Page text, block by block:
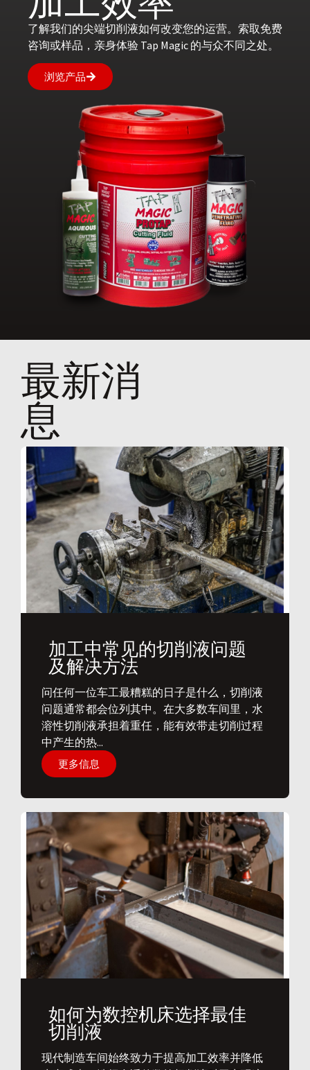
了解我们的尖端切削液如何改变您的运营。索取免费
咨询或样品，亲身体验 Tap Magic 的与众不同之处。
浏览产品
最新消
息
加工中常见的切削液问题
及解决方法
问任何一位车工最糟糕的日子是什么，切削液
问题通常都会位列其中。在大多数车间里，水
溶性切削液承担着重任，能有效带走切削过程
中产生的热...
更多信息
如何为数控机床选择最佳
切削液
​现代制造车间始终致力于提高加工效率并降低